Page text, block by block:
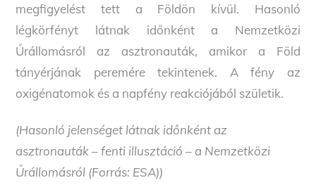
megfigyelést tett a Földön kívül. Hasonló
légkörfényt látnak időnként a Nemzetközi
Űrállomásról az asztronauták, amikor a Föld
tányérjának peremére tekintenek. A fény az
oxigénatomok és a napfény reakciójából születik.
(Hasonló jelenséget látnak időnként az
asztronauták – fenti illusztáció – a Nemzetközi
Űrállomásról (Forrás: ESA))